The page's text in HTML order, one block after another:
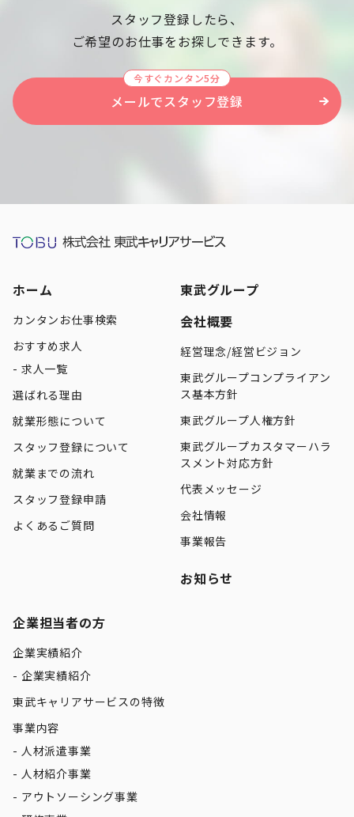
スタッフ登録したら、
ご希望のお仕事をお探しできます。
今すぐカンタン5分
メールでスタッフ登録
ホーム
カンタンお仕事検索
おすすめ求人
求人一覧
選ばれる理由
就業形態について
スタッフ登録について
就業までの流れ
スタッフ登録申請
よくあるご質問
東武グループ
会社概要
経営理念/経営ビジョン
東武グループコンプライアン
ス基本方針
東武グループ人権方針
東武グループカスタマーハラ
スメント対応方針
代表メッセージ
会社情報
事業報告
お知らせ
企業担当者の方
企業実績紹介
企業実績紹介
東武キャリアサービスの特徴
事業内容
人材派遣事業
人材紹介事業
アウトソーシング事業